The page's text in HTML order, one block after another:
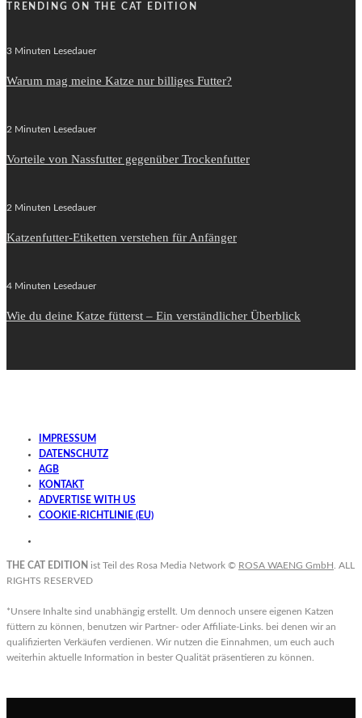
TRENDING ON THE CAT EDITION
3 Minuten Lesedauer
Warum mag meine Katze nur billiges Futter?
2 Minuten Lesedauer
Vorteile von Nassfutter gegenüber Trockenfutter
2 Minuten Lesedauer
Katzenfutter-Etiketten verstehen für Anfänger
4 Minuten Lesedauer
Wie du deine Katze fütterst – Ein verständlicher Überblick
IMPRESSUM
DATENSCHUTZ
AGB
KONTAKT
ADVERTISE WITH US
COOKIE-RICHTLINIE (EU)
THE CAT EDITION ist Teil des Rosa Media Network © ROSA WAENG GmbH . ALL
RIGHTS RESERVED
*Unsere Inhalte sind unabhängig erstellt. Um dennoch unsere eigenen Katzen
füttern zu können, benutzen wir Partner- oder Affiliate-Links. bei denen wir an
qualifizierten Verkäufen verdienen. Wir nutzen die Einnahmen, um euch auch
weiterhin aktuelle Information in bester Qualität präsentieren zu können.